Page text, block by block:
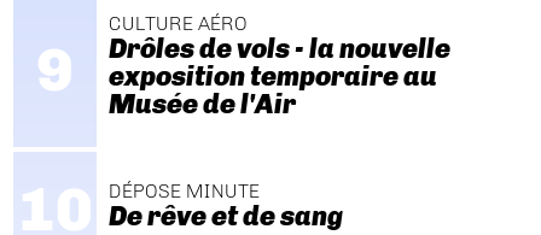
CULTURE AÉRO
Drôles de vols - la nouvelle
exposition temporaire au
Musée de l'Air
DÉPOSE MINUTE
De rêve et de sang